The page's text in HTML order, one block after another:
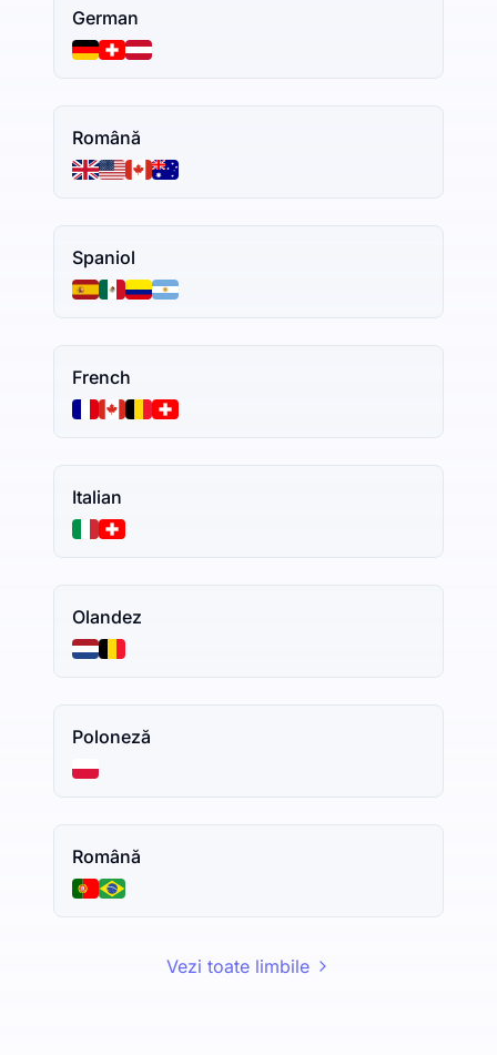
German
Română
Spaniol
French
Italian
Olandez
Poloneză
Română
Vezi toate limbile